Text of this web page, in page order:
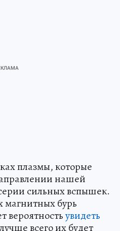
плазмы, которые
нашей
сильных вспышек.
магнитных бурь
вероятностьувидеть
всего их будет